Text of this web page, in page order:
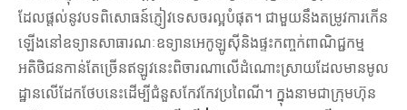
ដែលផ្តល់នូវបទពិសោធន៍ភ្ញៀវទេសចរល្អបំផុត។ ជាមួយនឹងតម្រូវការកើន
ឡើងនៅឧទ្យានសាធារណៈឧទ្យានអេកូឡូស៊ីនិងផ្ទះកញ្ចក់ពាណិជ្ជកម្ម
អតិថិជនកាន់តែច្រើនឥឡូវនេះពិចារណាលើដំណោះស្រាយដែលមានមូល
ដ្ឋានលើដែកថែបនេះដើម្បីជំនួសកែវកែវប្រពៃណី។ ក្នុងនាមជាក្រុមហ៊ុន